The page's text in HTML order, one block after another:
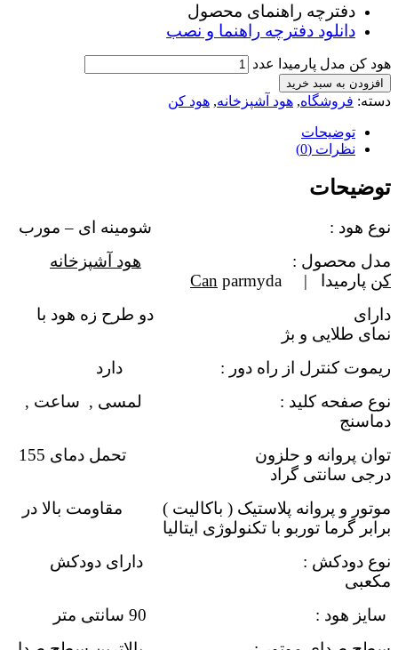
دفترچه راهنمای محصول
دانلود دفترچه راهنما و نصب
هود کن مدل پارمیدا عدد
افزودن به سبد خرید
دسته: فروشگاه, هود آشپزخانه, هود کن
توضیحات
نظرات (0)
توضیحات
نوع هود : شومینه ای – مورب
مدل محصول : هود آشپزخانه
کن پارمیدا | Can parmyda
دارای دو طرح زه هود با
نمای طلایی و بژ
ریموت کنترل از راه دور : دارد
نوع صفحه کلید : لمسی , ساعت ,
دماسنج
توان پروانه و حلزون تحمل دمای 155
درجی سانتی گراد
موتور و پروانه پلاستیک ( باکالیت ) مقاومت بالا در
برابر گرما توربو با تکنولوژی ایتالیا
نوع دودکش : دارای دودکش
مکعبی
سایز هود : 90 سانتی متر